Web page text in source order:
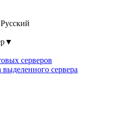
Русский
▼
серверов
сервера